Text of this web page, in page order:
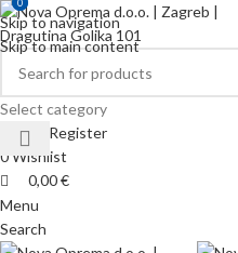
Skip to navigation
Skip to main content
Select category
Login / Register
0 Wishlist
0
0,00€
Menu
Search
0